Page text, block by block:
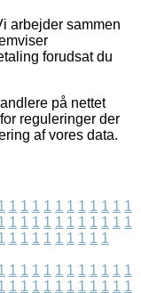
arbejder sammen
forudsat du
på nettet
reguleringer der
af vores data.
1 1 1 1 1 1 1 1 1 1 1
1 1 1 1 1 1 1 1 1 1 1
1 1 1 1 1 1 1 1 1
1 1 1 1 1 1 1 1 1 1 1
1 1 1 1 1 1 1 1 1 1 1